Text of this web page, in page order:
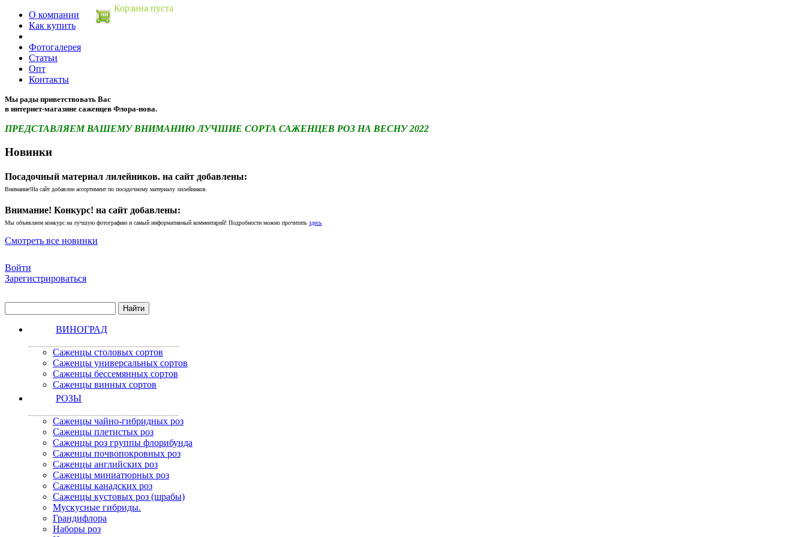
Корзина пуста
О компании
Как купить
Фотогалерея
Статьи
Опт
Контакты
Мы рады приветствовать Вас
в интернет-магазине саженцев Флора-нова.
ПРЕДСТАВЛЯЕМ ВАШЕМУ ВНИМАНИЮ ЛУЧШИЕ СОРТА САЖЕНЦЕВ РОЗ НА ВЕСНУ 2022
Новинки
Посадочный материал лилейников. на сайт добавлены:
Внимание!На сайт добавлен ассортимент по посадочному материалу лилейников.
Внимание! Конкурс! на сайт добавлены:
Мы объявляем конкурс на лучшую фотографию и самый информативный комментарий! Подробности можно прочитать здесь
Смотреть все новинки
Войти
Зарегистрироваться
ВИНОГРАД
Саженцы столовых сортов
Саженцы универсальных сортов
Саженцы бессемянных сортов
Саженцы винных сортов
РОЗЫ
Саженцы чайно-гибридных роз
Саженцы плетистых роз
Саженцы роз группы флорибунда
Саженцы почвопокровных роз
Саженцы английских роз
Саженцы миниатюрных роз
Саженцы канадских роз
Саженцы кустовых роз (шрабы)
Мускусные гибриды.
Грандифлора
Наборы роз